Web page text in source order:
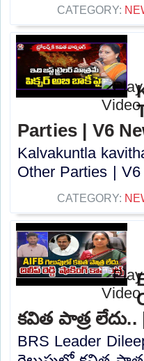
CATEGORY:
Parties | V6
Kalvakuntla
Other Parties |
CATEGORY:
కవిత పాత్ర లేదు..
BRS Leader